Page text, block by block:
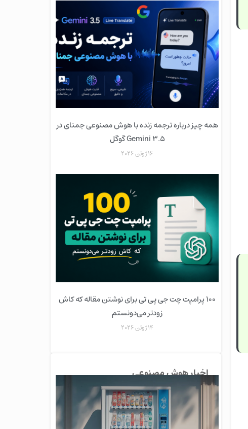
همه چیز درباره ترجمه زنده با هوش مصنوعی جمنای در
Gemini 3.5 گوگل
16 ژوئن 2026
۱۰۰ پرامپت چت جی پی تی برای نوشتن مقاله که کاش
زودتر می‌دونستم
14 ژوئن 2026
اخبار هوش مصنوعی